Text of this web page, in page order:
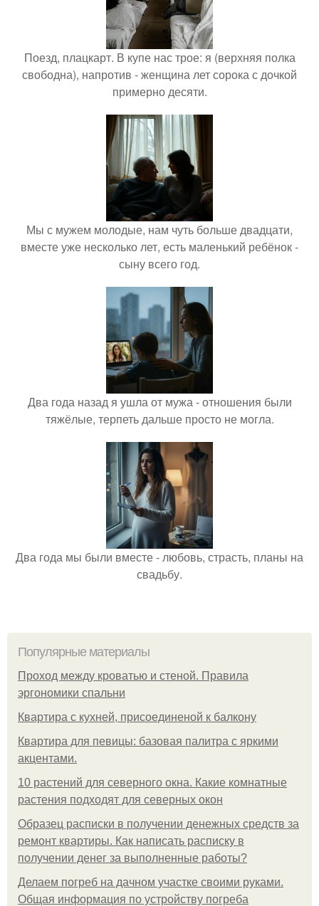
Поезд, плацкарт. В купе нас трое: я (верхняя полка
свободна), напротив - женщина лет сорока с дочкой
примерно десяти.
Мы с мужем молодые, нам чуть больше двадцати,
вместе уже несколько лет, есть маленький ребёнок -
сыну всего год.
Два года назад я ушла от мужа - отношения были
тяжёлые, терпеть дальше просто не могла.
Два года мы были вместе - любовь, страсть, планы на
свадьбу.
Популярные материалы
Проход между кроватью и стеной. Правила
эргономики спальни
Квартира с кухней, присоединеной к балкону
Квартира для певицы: базовая палитра с яркими
акцентами.
10 растений для северного окна. Какие комнатные
растения подходят для северных окон
Образец расписки в получении денежных средств за
ремонт квартиры. Как написать расписку в
получении денег за выполненные работы?
Делаем погреб на дачном участке своими руками.
Общая информация по устройству погреба